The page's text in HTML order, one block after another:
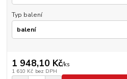
Typ balení
1 948,10 Kč/ks
1 610 Kč bez DPH